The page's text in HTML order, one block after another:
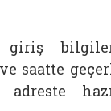
giriş
saatte